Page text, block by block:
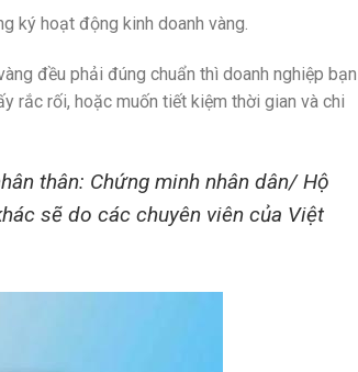
ký hoạt động kinh doanh vàng.
đều phải đúng chuẩn thì doanh nghiệp bạn
rắc rối, hoặc muốn tiết kiệm thời gian và chi
thân: Chứng minh nhân dân/ Hộ
sẽ do các chuyên viên của Việt